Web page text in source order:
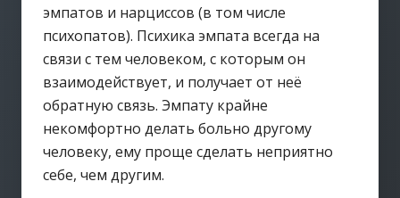
эмпатов и нарциссов (в том числе
психопатов). Психика эмпата всегда на
связи с тем человеком, с которым он
взаимодействует, и получает от неё
обратную связь. Эмпату крайне
некомфортно делать больно другому
человеку, ему проще сделать неприятно
себе, чем другим.